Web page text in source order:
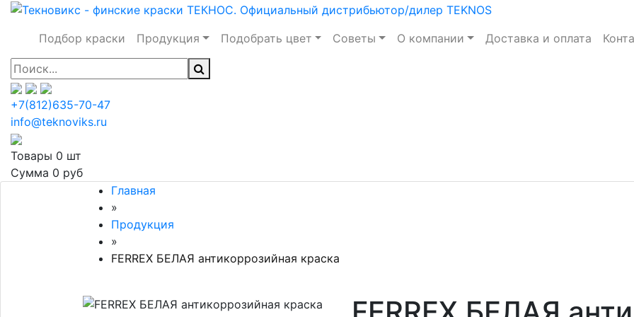
Подбор краски Продукция Подобрать цвет Советы О компании Доставка и оплата
+7(812)635-70-47
info@teknoviks.ru
Товары 0 шт
Сумма 0 руб
Главная
»
Продукция
»
FERREX БЕЛАЯ антикоррозийная краска